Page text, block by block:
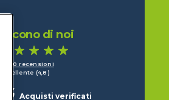
Dicono di noi
1.640 recensioni
Eccellente (4,8)
Acquisti verificati